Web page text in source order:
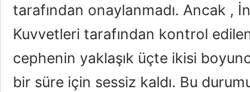
tarafından onaylanmadı. Ancak ,
Kuvvetleri tarafından kontrol
cephenin yaklaşık üçte ikisi
bir süre için sessiz kaldı. Bu